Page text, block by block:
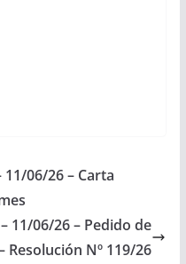
11/06/26 – Carta
11/06/26 – Pedido de
Resolución Nº 119/26